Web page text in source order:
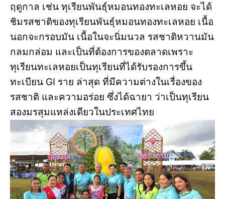
ฤดูกาล เช่น ทุเรียนพันธุ์หมอนทองทะเลหอย จะได้
ชิมรสชาติของทุเรียนพันธุ์หมอนทองทะเลหอย เนื้อ
นอกจะกรอบมัน เนื้อในจะนิ่มนวล รสชาติหวานมัน
กลมกล่อม และเป็นที่ต้องการของตลาดเพราะ
ทุเรียนทะเลหอยเป็นทุเรียนที่ได้รับรองการขึ้น
ทะเบียน GI ราย ล่าสุด ที่มีความต่างในเรื่องของ
รสชาติ และความอร่อย ซึ่งได้ฉายา ว่าเป็นทุเรียน
สองมรสุมแหล่งเดียวในประเทศไทย